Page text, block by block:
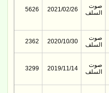
صوت
السلف
2021/02/26
5626
صوت
السلف
2020/10/30
2362
صوت
السلف
2019/11/14
3299